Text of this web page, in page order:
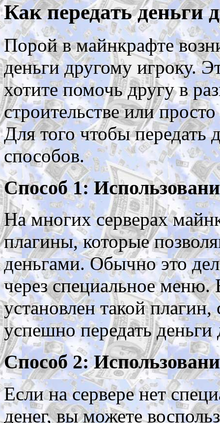
Как передать деньги
Порой в майнкрафте
деньги другому игроку.
хотите помочь другу в
строительстве или
Для того чтобы передать
способов.
Способ 1:
На многих серверах
плагины, которые
деньгами. Обычно это
через специальное меню.
установлен такой
успешно передать деньги
Способ 2:
Если на сервере нет
денег, вы можете